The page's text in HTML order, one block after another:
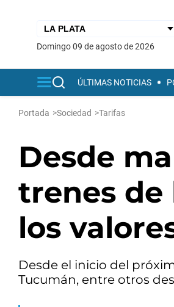
domingo 09 de agosto de 2026
ÚLTIMAS NOTICIAS
Portada >Sociedad >Tarifas
Desde
trenes de
los
Desde el inicio del
Tucumán, entre otros